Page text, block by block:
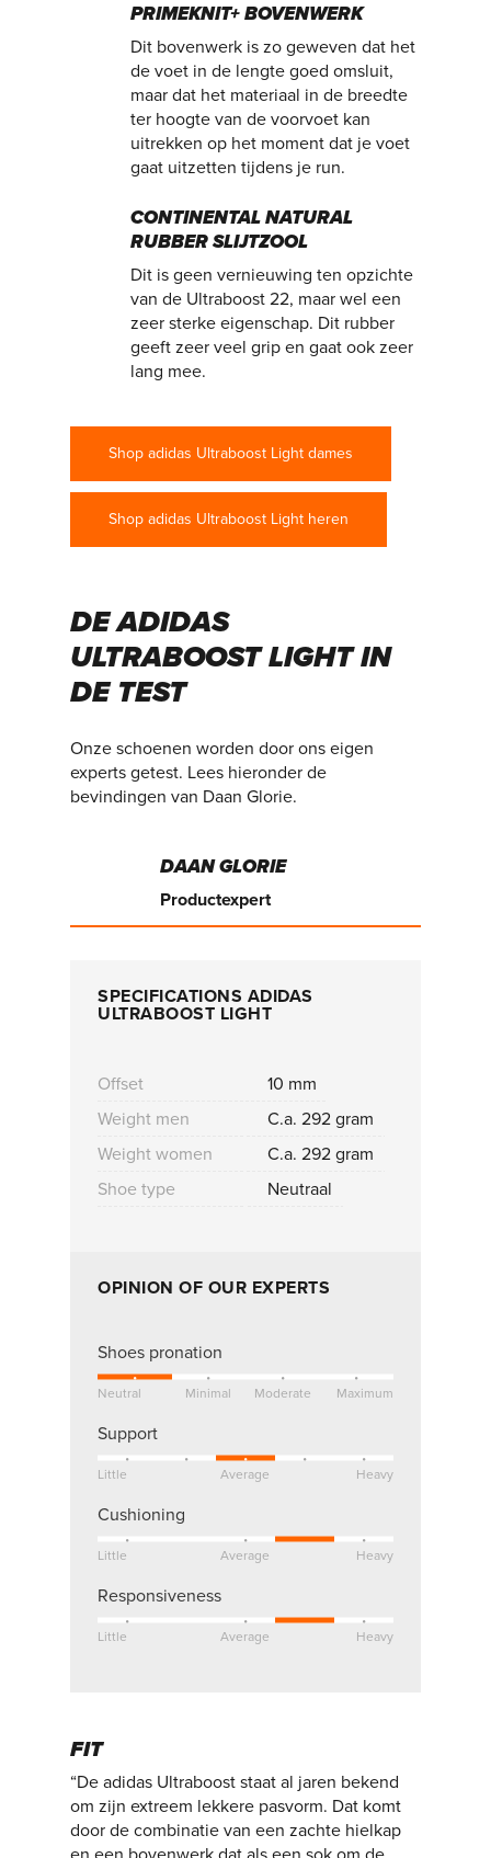
PRIMEKNIT+ BOVENWERK
Dit bovenwerk is zo geweven dat het
de voet in de lengte goed omsluit,
maar dat het materiaal in de breedte
ter hoogte van de voorvoet kan
uitrekken op het moment dat je voet
gaat uitzetten tijdens je run.
CONTINENTAL NATURAL
RUBBER SLIJTZOOL
Dit is geen vernieuwing ten opzichte
van de Ultraboost 22, maar wel een
zeer sterke eigenschap. Dit rubber
geeft zeer veel grip en gaat ook zeer
lang mee.
Shop adidas Ultraboost Light dames
Shop adidas Ultraboost Light heren
DE ADIDAS
ULTRABOOST LIGHT IN
DE TEST
Onze schoenen worden door ons eigen
experts getest. Lees hieronder de
bevindingen van Daan Glorie.
DAAN GLORIE
Productexpert
SPECIFICATIONS ADIDAS
ULTRABOOST LIGHT
Offset
10 mm
Weight men
C.a. 292 gram
Weight women
C.a. 292 gram
Shoe type
Neutraal
OPINION OF OUR EXPERTS
Shoes pronation
Neutral Minimal Moderate Maximum
Support
Little Average Heavy
Cushioning
Little Average Heavy
Responsiveness
Little Average Heavy
FIT
“De adidas Ultraboost staat al jaren bekend
om zijn extreem lekkere pasvorm. Dat komt
door de combinatie van een zachte hielkap